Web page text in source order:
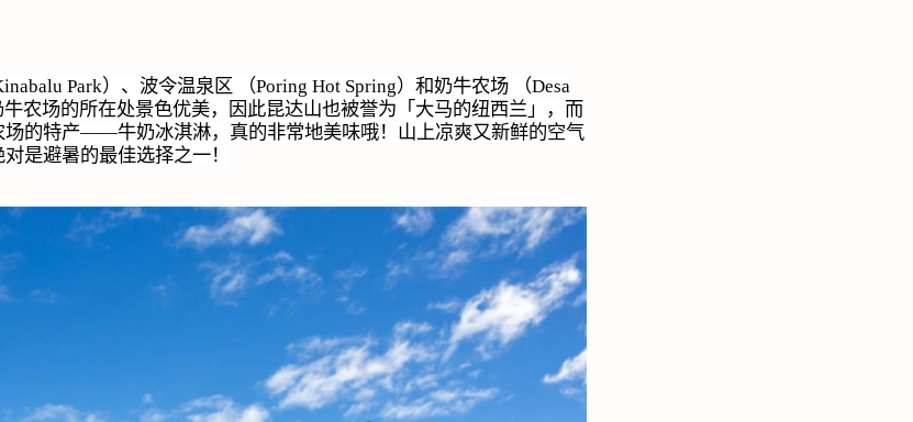
Park）、波令温泉区 （Poring Hot Spring）和奶牛农场 （Desa
农场的所在处景色优美，因此昆达山也被誉为「大马的纽西兰」，而
场的特产——牛奶冰淇淋，真的非常地美味哦！山上凉爽又新鲜的空气
是避暑的最佳选择之一！